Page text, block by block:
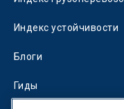
Индекс устойчивости
Блоги
Гиды